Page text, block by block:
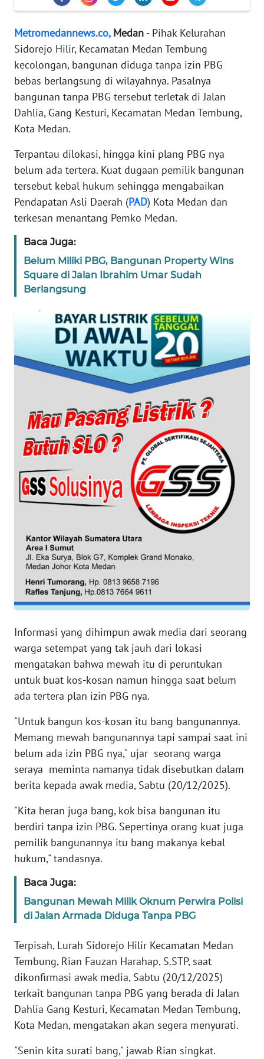
Metromedannews.co, Medan - Pihak Kelurahan
Sidorejo Hilir, Kecamatan Medan Tembung
kecolongan, bangunan diduga tanpa izin PBG
bebas berlangsung di wilayahnya. Pasalnya
bangunan tanpa PBG tersebut terletak di Jalan
Dahlia, Gang Kesturi, Kecamatan Medan Tembung,
Kota Medan.
Terpantau dilokasi, hingga kini plang PBG nya
belum ada tertera. Kuat dugaan pemilik bangunan
tersebut kebal hukum sehingga mengabaikan
Pendapatan Asli Daerah (PAD) Kota Medan dan
terkesan menantang Pemko Medan.
Baca Juga:
Belum Miliki PBG, Bangunan Property Wins
Square di Jalan Ibrahim Umar Sudah
Berlangsung
Informasi yang dihimpun awak media dari seorang
warga setempat yang tak jauh dari lokasi
mengatakan bahwa mewah itu di peruntukan
untuk buat kos-kosan namun hingga saat belum
ada tertera plan izin PBG nya.
"Untuk bangun kos-kosan itu bang bangunannya.
Memang mewah bangunannya tapi sampai saat ini
belum ada izin PBG nya," ujar seorang warga
seraya meminta namanya tidak disebutkan dalam
berita kepada awak media, Sabtu (20/12/2025).
"Kita heran juga bang, kok bisa bangunan itu
berdiri tanpa izin PBG. Sepertinya orang kuat juga
pemilik bangunannya itu bang makanya kebal
hukum," tandasnya.
Baca Juga:
Bangunan Mewah Milik Oknum Perwira Polisi
di Jalan Armada Diduga Tanpa PBG
Terpisah, Lurah Sidorejo Hilir Kecamatan Medan
Tembung, Rian Fauzan Harahap, S.STP, saat
dikonfirmasi awak media, Sabtu (20/12/2025)
terkait bangunan tanpa PBG yang berada di Jalan
Dahlia Gang Kesturi, Kecamatan Medan Tembung,
Kota Medan, mengatakan akan segera menyurati.
"Senin kita surati bang," jawab Rian singkat.
KARIR
DISCLAIMER
Wahana
News
Regional
WN
WN
JAKARTA
WN
JABAR
WN
BANTEN
KEPRI
WN
PAPUA
BARAT
WN
RIAU
SERAMBI
JAMBI
SULTRA
WN
NTB
SULTENG
WN
BABEL
WN
SUMBAR
WN
WN
LAMPUNG
WN
JATENG
WN